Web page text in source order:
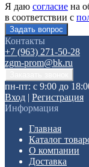
Я даю согласие на
в соответствии с
Контакты
+7 (963) 271-50-28
zgm-prom@bk.ru
пн-пт: с 9:00 до
Вход | Регистрация
Информация
Главная
Каталог
О компании
Доставка